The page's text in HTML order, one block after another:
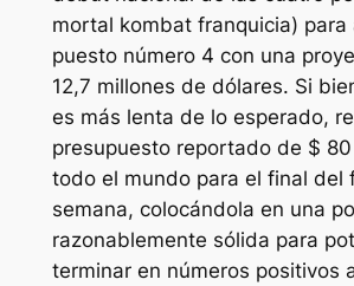
mortal kombatfranquicia) para
puesto número 4 con una
12,7 millones de dólares. Si
es más lenta de lo esperado,
presupuesto reportado de $
todo el mundo para el final del
semana, colocándola en una
razonablemente sólida para
terminar en números positivos